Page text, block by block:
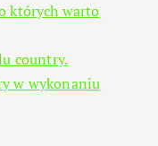
których warto
country.
w wykonaniu